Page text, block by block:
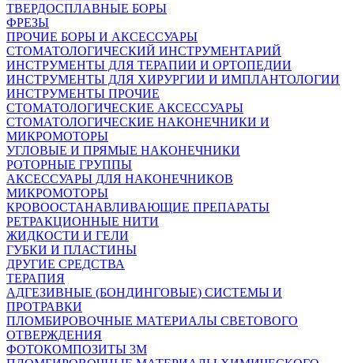
ТВЕРДОСПЛАВНЫЕ БОРЫ
ФРЕЗЫ
ПРОЧИЕ БОРЫ И АКСЕССУАРЫ
СТОМАТОЛОГИЧЕСКИЙ ИНСТРУМЕНТАРИЙ
ИНСТРУМЕНТЫ ДЛЯ ТЕРАПИИ И ОРТОПЕДИИ
ИНСТРУМЕНТЫ ДЛЯ ХИРУРГИИ И ИМПЛАНТОЛОГИИ
ИНСТРУМЕНТЫ ПРОЧИЕ
СТОМАТОЛОГИЧЕСКИЕ АКСЕССУАРЫ
СТОМАТОЛОГИЧЕСКИЕ НАКОНЕЧНИКИ И
МИКРОМОТОРЫ
УГЛОВЫЕ И ПРЯМЫЕ НАКОНЕЧНИКИ
РОТОРНЫЕ ГРУППЫ
АКСЕССУАРЫ ДЛЯ НАКОНЕЧНИКОВ
МИКРОМОТОРЫ
КРОВООСТАНАВЛИВАЮЩИЕ ПРЕПАРАТЫ
РЕТРАКЦИОННЫЕ НИТИ
ЖИДКОСТИ И ГЕЛИ
ГУБКИ И ПЛАСТИНЫ
ДРУГИЕ СРЕДСТВА
ТЕРАПИЯ
АДГЕЗИВНЫЕ (БОНДИНГОВЫЕ) СИСТЕМЫ И
ПРОТРАВКИ
ПЛОМБИРОВОЧНЫЕ МАТЕРИАЛЫ СВЕТОВОГО
ОТВЕРЖДЕНИЯ
ФОТОКОМПОЗИТЫ 3М